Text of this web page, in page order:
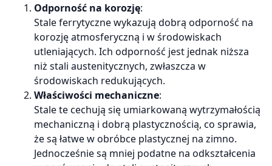
Odporność na korozję:
Stale ferrytyczne wykazują dobrą odporność na
korozję atmosferyczną i w środowiskach
utleniających. Ich odporność jest jednak niższa
niż stali austenitycznych, zwłaszcza w
środowiskach redukujących.
Właściwości mechaniczne:
Stale te cechują się umiarkowaną wytrzymałością
mechaniczną i dobrą plastycznością, co sprawia,
że są łatwe w obróbce plastycznej na zimno.
Jednocześnie są mniej podatne na odkształcenia